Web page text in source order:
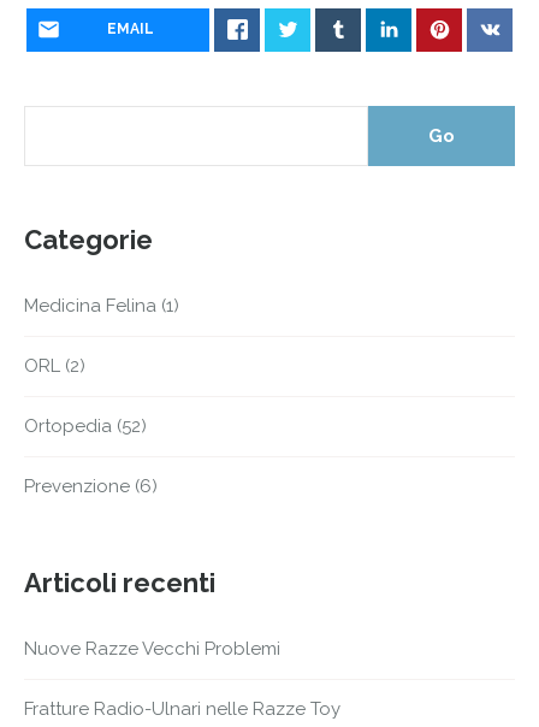
EMAIL
Categorie
Medicina Felina (1)
ORL (2)
Ortopedia (52)
Prevenzione (6)
Articoli recenti
Nuove Razze Vecchi Problemi
Fratture Radio-Ulnari nelle Razze Toy